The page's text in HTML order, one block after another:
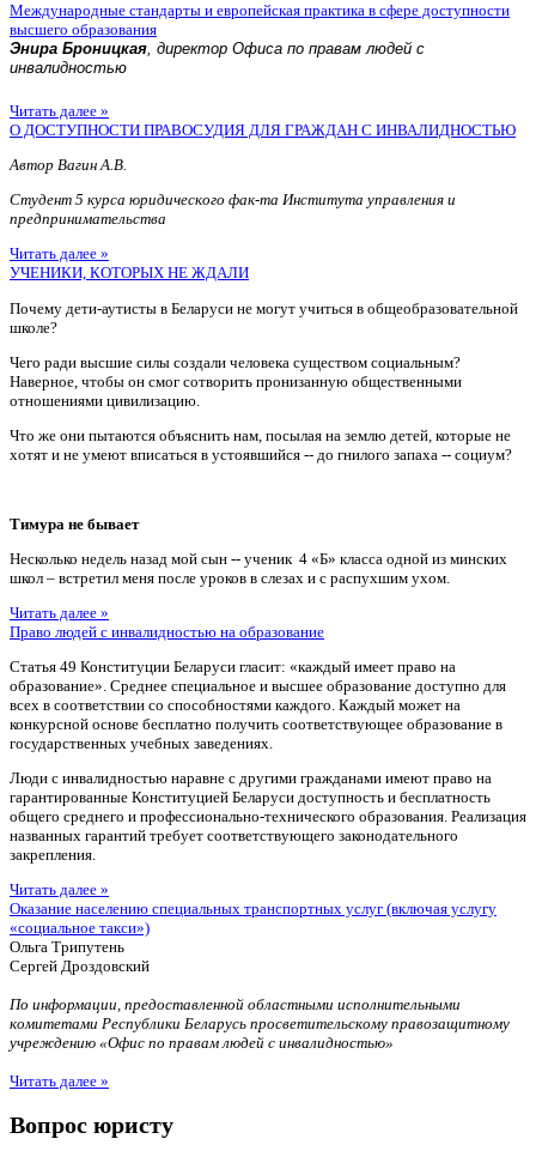
Международные стандарты и европейская практика в сфере доступности
высшего образования
Энира Броницкая, директор Офиса по правам людей с
инвалидностью
Читать далее »
О ДОСТУПНОСТИ ПРАВОСУДИЯ ДЛЯ ГРАЖДАН С ИНВАЛИДНОСТЬЮ
Автор Вагин А.В.
Студент 5 курса юридического фак-та Института управления и
предпринимательства
Читать далее »
УЧЕНИКИ, КОТОРЫХ НЕ ЖДАЛИ
Почему дети-аутисты в Беларуси не могут учиться в общеобразовательной
школе?
Чего ради высшие силы создали человека существом социальным?
Наверное, чтобы он смог сотворить пронизанную общественными
отношениями цивилизацию.
Что же они пытаются объяснить нам, посылая на землю детей, которые не
хотят и не умеют вписаться в устоявшийся -- до гнилого запаха -- социум?
Тимура не бывает
Несколько недель назад мой сын -- ученик 4 «Б» класса одной из минских
школ – встретил меня после уроков в слезах и с распухшим ухом.
Читать далее »
Право людей с инвалидностью на образование
Статья 49 Конституции Беларуси гласит: «каждый имеет право на
образование». Среднее специальное и высшее образование доступно для
всех в соответствии со способностями каждого. Каждый может на
конкурсной основе бесплатно получить соответствующее образование в
государственных учебных заведениях.
Люди с инвалидностью наравне с другими гражданами имеют право на
гарантированные Конституцией Беларуси доступность и бесплатность
общего среднего и профессионально-технического образования. Реализация
названных гарантий требует соответствующего законодательного
закрепления.
Читать далее »
Оказание населению специальных транспортных услуг (включая услугу
«социальное такси»)
Ольга Трипутень
Сергей Дроздовский
По информации, предоставленной областными исполнительными
комитетами Республики Беларусь просветительскому правозащитному
учреждению «Офис по правам людей с инвалидностью»
Читать далее »
Вопрос юристу